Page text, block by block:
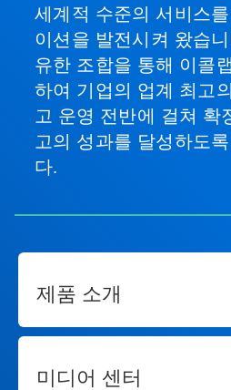
세계적 수준의 서비스
이션을 발전시켜 왔습
유한 조합을 통해 이콜
하여 기업의 업계 최고
고 운영 전반에 걸쳐 확
고의 성과를 달성하도
다.
제품 소개
미디어 센터